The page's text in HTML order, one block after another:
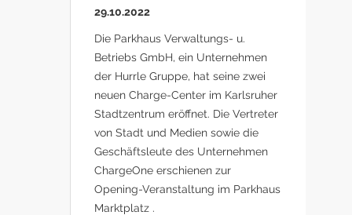
29.10.2022
Die Parkhaus Verwaltungs- u.
Betriebs GmbH, ein Unternehmen
der Hurrle Gruppe, hat seine zwei
neuen Charge-Center im Karlsruher
Stadtzentrum eröffnet. Die Vertreter
von Stadt und Medien sowie die
Geschäftsleute des Unternehmen
ChargeOne erschienen zur
Opening-Veranstaltung im Parkhaus
Marktplatz .